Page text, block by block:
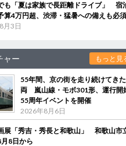
も「夏は家族で長距離ドライブ」 宿
算4万円超、渋滞・猛暑への備えも必須
月3日
ャー もっと見
55年間、京の街を走り続けてき
両 嵐山線・モボ301形、運行開
55周年イベントを開催
2026年8月6日
展「秀吉・秀長と和歌山」 和歌山市
8日から